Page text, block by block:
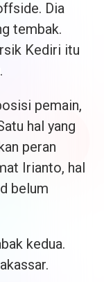
Dia
tembak.
Kediri itu
pemain,
hal yang
peran
Irianto, hal
belum
kedua.